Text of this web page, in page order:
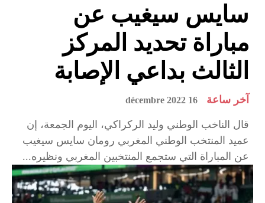
سايس سيغيب عن
مباراة تحديد المركز
الثالث بداعي الإصابة
آخر ساعة 16 décembre 2022
قال الناخب الوطني وليد الركراكي، اليوم الجمعة، إن
عميد المنتخب الوطني المغربي رومان سايس سيغيب
عن المباراة التي ستجمع المنتخبين المغربي ونظيره...